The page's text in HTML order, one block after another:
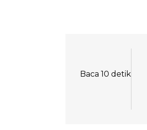
Baca 10 detik